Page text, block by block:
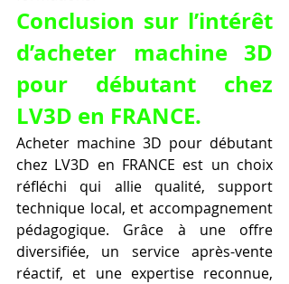
Conclusion sur l’intérêt
d’acheter machine 3D
pour débutant chez
LV3D en FRANCE.
Acheter machine 3D pour débutant
chez LV3D en FRANCE est un choix
réfléchi qui allie qualité, support
technique local, et accompagnement
pédagogique. Grâce à une offre
diversifiée, un service après-vente
réactif, et une expertise reconnue,